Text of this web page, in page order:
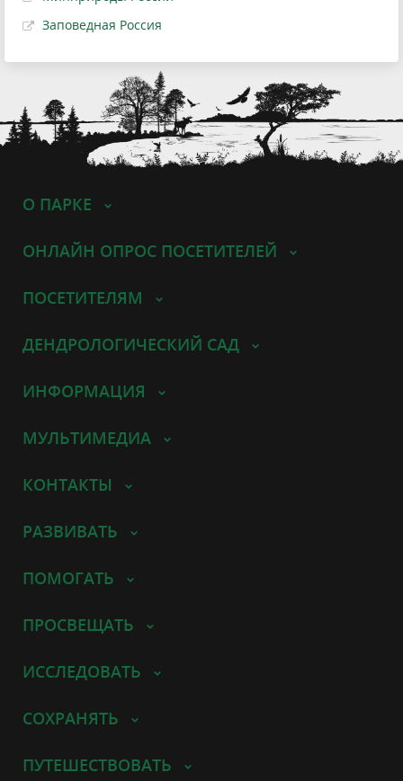
Заповедная Россия
О ПАРКЕ
ОНЛАЙН ОПРОС ПОСЕТИТЕЛЕЙ
ПОСЕТИТЕЛЯМ
ДЕНДРОЛОГИЧЕСКИЙ САД
ИНФОРМАЦИЯ
МУЛЬТИМЕДИА
КОНТАКТЫ
РАЗВИВАТЬ
ПОМОГАТЬ
ПРОСВЕЩАТЬ
ИССЛЕДОВАТЬ
СОХРАНЯТЬ
ПУТЕШЕСТВОВАТЬ